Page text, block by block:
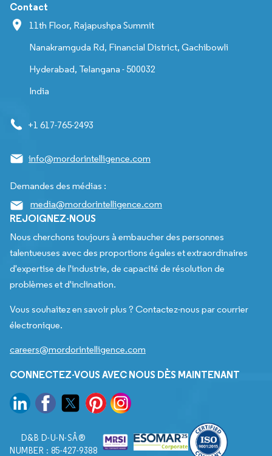
Contact
11th Floor, Rajapushpa Summit
Nanakramguda Rd, Financial District, Gachibowli
Hyderabad, Telangana - 500032
India
+1 617-765-2493
info@mordorintelligence.com
Demandes des médias :
media@mordorintelligence.com
REJOIGNEZ-NOUS
Nous cherchons toujours à embaucher des personnes
talentueuses avec des proportions égales et extraordinaires
d'expertise de l'industrie, de capacité de résolution de
problèmes et d'inclination.
Vous souhaitez en savoir plus ? Contactez-nous par courrier
électronique.
careers@mordorintelligence.com
CONNECTEZ-VOUS AVEC NOUS DÈS MAINTENANT
D&B D-U-N-SÂ®
NUMBER : 85-427-9388